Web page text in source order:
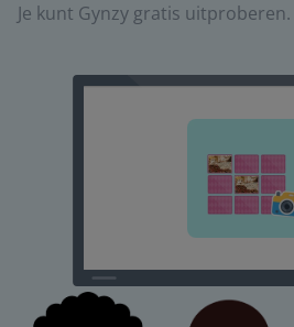
Je kunt Gynzy gratis uitproberen.